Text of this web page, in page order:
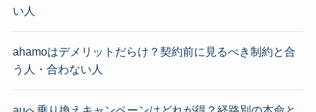
い人
ahamoはデメリットだらけ？契約前に見るべき制約と合
う人・合わない人